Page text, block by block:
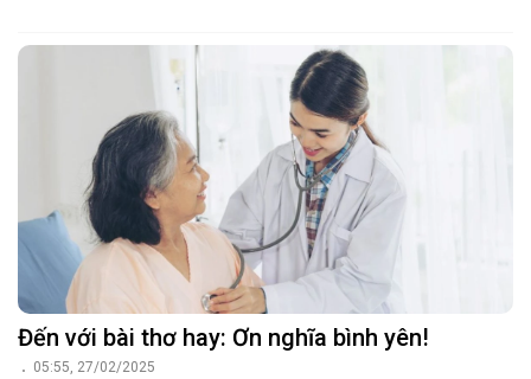
Đến với bài thơ hay: Ơn nghĩa bình yên!
05:55, 27/02/2025